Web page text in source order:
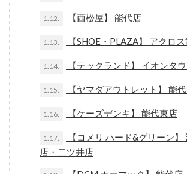
1.12. 【西松屋】 能代店
1.13. 【SHOE・PLAZA】 アクロ
1.14. 【テックランド】 イオンタ
1.15. 【ヤマダアウトレット】 能
1.16. 【ケーズデンキ】 能代東店
1.17.
【コメリ ハード&グリーン
店・二ツ井店